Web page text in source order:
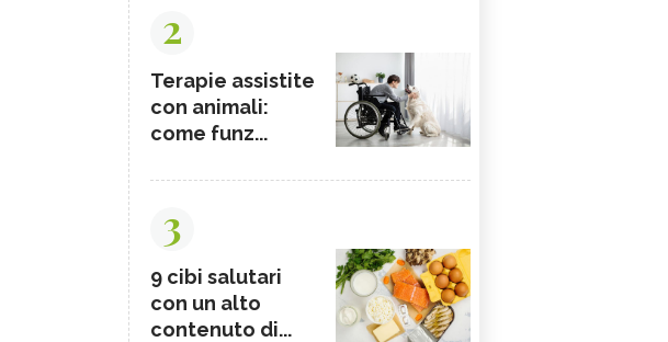
2
Terapie assistite
con animali:
come funz...
3
9 cibi salutari
con un alto
contenuto di...